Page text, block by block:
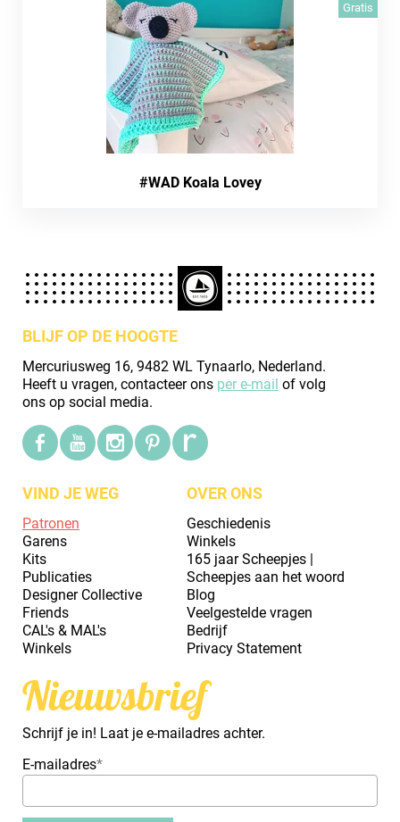
Gratis
#WAD Koala Lovey
BLIJF OP DE HOOGTE
Mercuriusweg 16, 9482 WL Tynaarlo, Nederland.
Heeft u vragen, contacteer ons per e-mail of volg
ons op social media.
VIND JE WEG
Patronen
Garens
Kits
Publicaties
Designer Collective
Friends
CAL's & MAL's
Winkels
OVER ONS
Geschiedenis
Winkels
165 jaar Scheepjes |
Scheepjes aan het woord
Blog
Veelgestelde vragen
Bedrijf
Privacy Statement
Nieuwsbrief
Schrijf je in! Laat je e-mailadres achter.
E-mailadres*